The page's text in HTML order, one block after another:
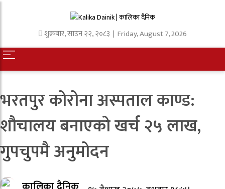
शुक्रबार,साउन२२,२०८३ | Friday, August 7, 2026
भरतपुर कोरोना अस्पताल काण्ड:
शौचालय बनाएको खर्च २५ लाख,
गुपचुपमै अनुमोदन